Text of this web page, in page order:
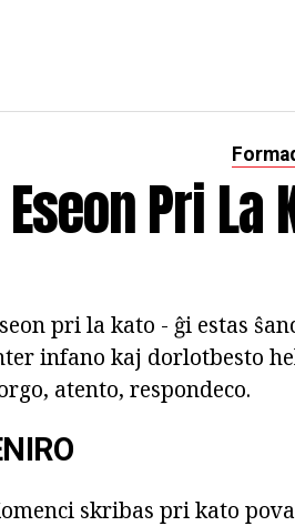
Eseon Pri La
pri la kato - ĝi estas
infano kaj dorlotbesto
atento, respondeco.
skribas pri kato